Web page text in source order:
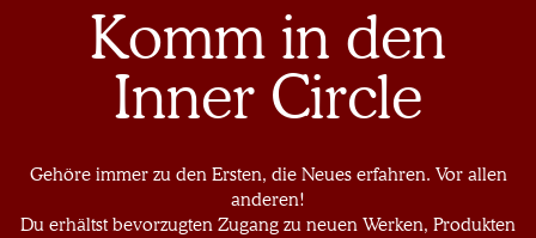
Komm in den
Inner Circle
Gehöre immer zu den Ersten, die Neues erfahren. Vor allen
anderen!
Du erhältst bevorzugten Zugang zu neuen Werken, Produkten